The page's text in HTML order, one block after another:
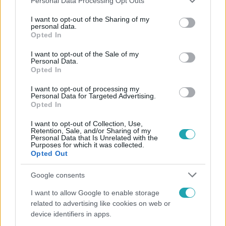
not limited to your visit or usage behaviour. You may click to
grant or deny consent to Google and its third-party tags to
use your data for below specified purposes in below Google
consent section.
I want to opt-out of the Sharing of my
personal data.
Opted In
I want to opt-out of the Sale of my
Personal Data.
Opted In
I want to opt-out of processing my
Personal Data for Targeted Advertising.
Opted In
I want to opt-out of Collection, Use,
Retention, Sale, and/or Sharing of my
Personal Data that Is Unrelated with the
Purposes for which it was collected.
Opted Out
Google consents
I want to allow Google to enable storage
related to advertising like cookies on web or
device identifiers in apps.
CinemaKlub
2016. december 5. 14:30
10 érdekesség a 115 éves Walt Disney-ről!
Mindannyian tudjuk, hogy kicsoda a nagy mesegyáros,
hiszen sokan az ő remekművein nőttünk fel, ahogyan
azzal is tisztában vagyunk, hogy klasszikusai virágkorukat
élik élőszereplős változataikban, azonban egyáltalán nem